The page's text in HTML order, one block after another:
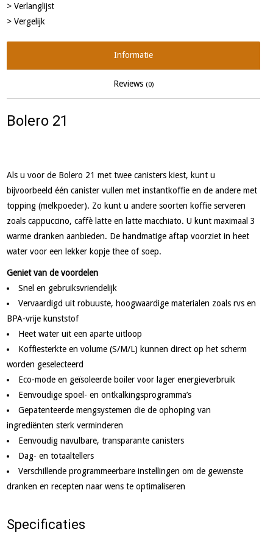
> Verlanglijst
> Vergelijk
Informatie
Reviews (0)
Bolero 21
Als u voor de Bolero 21 met twee canisters kiest, kunt u
bijvoorbeeld één canister vullen met instantkoffie en de andere met
topping (melkpoeder). Zo kunt u andere soorten koffie serveren
zoals cappuccino, caffè latte en latte macchiato. U kunt maximaal 3
warme dranken aanbieden. De handmatige aftap voorziet in heet
water voor een lekker kopje thee of soep.
Geniet van de voordelen
Snel en gebruiksvriendelijk
Vervaardigd uit robuuste, hoogwaardige materialen zoals rvs en
BPA-vrije kunststof
Heet water uit een aparte uitloop
Koffiesterkte en volume (S/M/L) kunnen direct op het scherm
worden geselecteerd
Eco-mode en geïsoleerde boiler voor lager energieverbruik
Eenvoudige spoel- en ontkalkingsprogramma’s
Gepatenteerde mengsystemen die de ophoping van
ingrediënten sterk verminderen
Eenvoudig navulbare, transparante canisters
Dag- en totaaltellers
Verschillende programmeerbare instellingen om de gewenste
dranken en recepten naar wens te optimaliseren
Specificaties